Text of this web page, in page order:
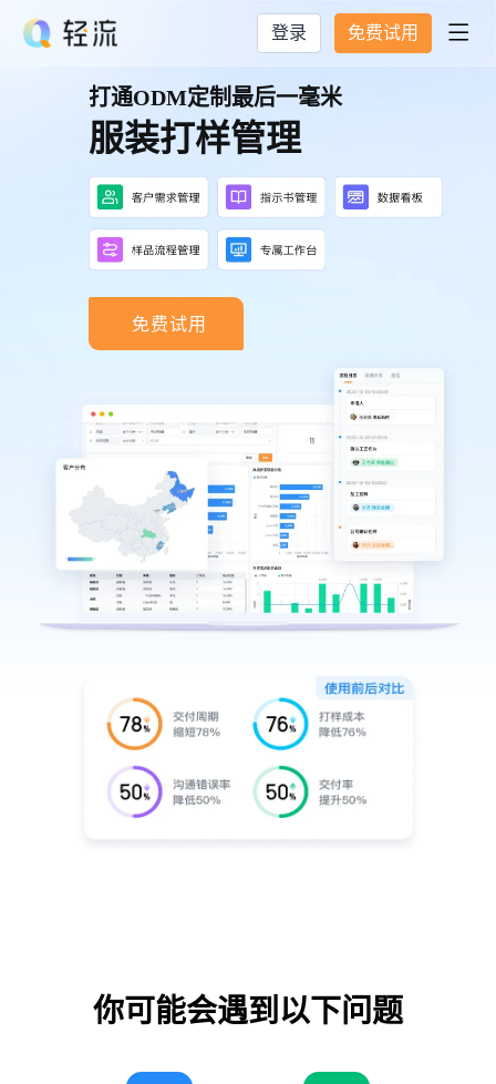
登录 免费试用 
打通ODM定制最后一毫米
服装打样管理
免费试用
你可能会遇到以下问题